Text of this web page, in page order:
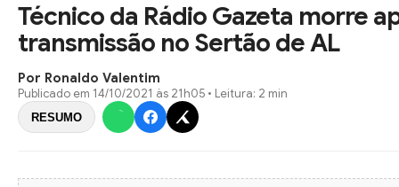
Técnico da Rádio Gazeta morre
transmissão no Sertão de AL
Por Ronaldo Valentim
Publicado em 14/10/2021 às 21h05 • Leitura: 2 min
RESUMO